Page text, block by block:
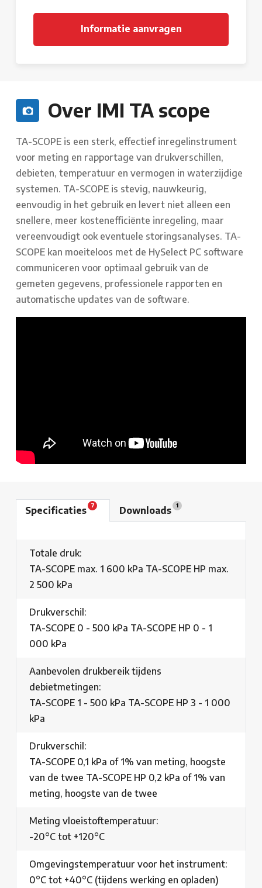
Over IMI TA scope
TA-SCOPE is een sterk, effectief inregelinstrument
voor meting en rapportage van drukverschillen,
debieten, temperatuur en vermogen in waterzijdige
systemen. TA-SCOPE is stevig, nauwkeurig,
eenvoudig in het gebruik en levert niet alleen een
snellere, meer kostenefficiënte inregeling, maar
vereenvoudigt ook eventuele storingsanalyses. TA-
SCOPE kan moeiteloos met de HySelect PC software
communiceren voor optimaal gebruik van de
gemeten gegevens, professionele rapporten en
automatische updates van de software.
Specificaties 7 Downloads 1
Totale druk:
TA-SCOPE max. 1 600 kPa TA-SCOPE HP max.
2 500 kPa
Drukverschil:
TA-SCOPE 0 - 500 kPa TA-SCOPE HP 0 - 1
000 kPa
Aanbevolen drukbereik tijdens
debietmetingen:
TA-SCOPE 1 - 500 kPa TA-SCOPE HP 3 - 1 000
kPa
Drukverschil:
TA-SCOPE 0,1 kPa of 1% van meting, hoogste
van de twee TA-SCOPE HP 0,2 kPa of 1% van
meting, hoogste van de twee
Meting vloeistoftemperatuur:
-20°C tot +120°C
Omgevingstemperatuur voor het instrument:
0°C tot +40°C (tijdens werking en opladen)